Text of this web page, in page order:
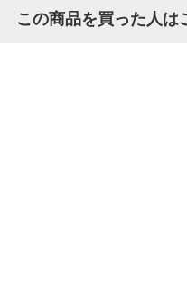
この商品を買った人は